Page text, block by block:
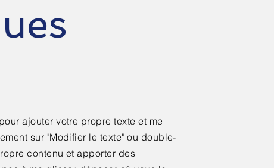
ajouter votre propre texte et me
sur "Modifier le texte" ou double-
contenu et apporter des